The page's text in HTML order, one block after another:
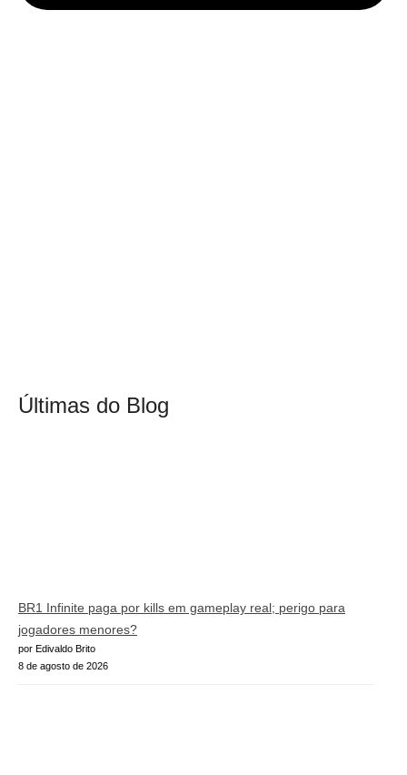
Últimas do Blog
BR1 Infinite paga por kills em gameplay real; perigo para
jogadores menores?
por Edivaldo Brito
8 de agosto de 2026